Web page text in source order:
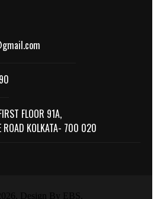
FLOOR 91A,
ROAD KOLKATA- 700 020
Design By EBS.